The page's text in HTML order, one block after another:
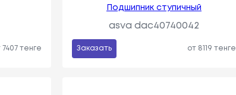
7407 тенге
Подшипник ступичный
asva dac40740042
Заказать от 8119 тенге